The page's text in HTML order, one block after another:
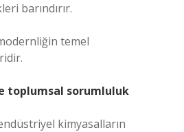
barındırır.
temel
toplumsal sorumluluk
kimyasalların